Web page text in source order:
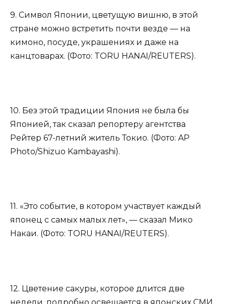
9. Символ Японии, цветущую вишню, в этой
стране можно встретить почти везде — на
кимоно, посуде, украшениях и даже на
канцтоварах. (Фото: TORU HANAI/REUTERS).
10. Без этой традиции Япония не была бы
Японией, так сказал репортеру агентства
Рейтер 67-летний житель Токио. (Фото: AP
Photo/Shizuo Kambayashi).
11. «Это событие, в котором участвует каждый
японец с самых малых лет», — сказал Мико
Накаи. (Фото: TORU HANAI/REUTERS).
12. Цветение сакуры, которое длится две
недели, подробно освещается в японских СМИ.